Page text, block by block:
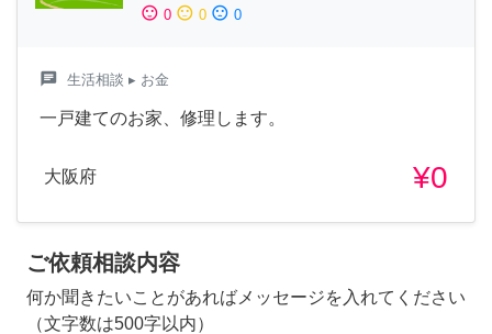
sentiment_satisfied 0 sentiment_neutral 0 sentiment_dissatisfied 0
chat 生活相談 ▸ お金
一戸建てのお家、修理します。
大阪府 ¥0
ご依頼相談内容
何か聞きたいことがあればメッセージを入れてください
（文字数は500字以内）